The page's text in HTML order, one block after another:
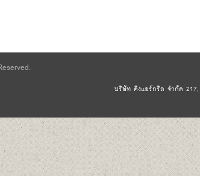
บริษัท คิงแอร์กริล จำกัด